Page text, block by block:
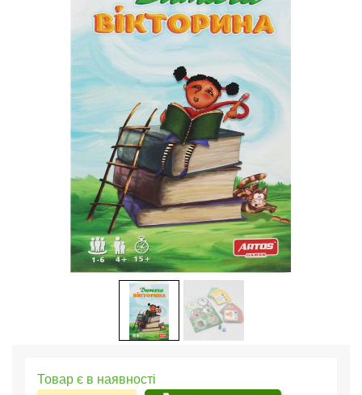
Товар є в наявності